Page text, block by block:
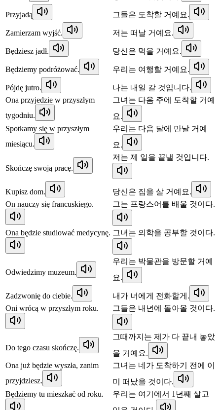
Przyjadą 그들은 도착할 거예요.
Zamierzam wyjść. 저는 떠날 거예요.
Będziesz jadł. 당신은 먹을 거예요.
Będziemy podróżować. 우리는 여행할 거예요.
Pójdę jutro.
나는 내일 갈 것입니다.
Ona przyjedzie w przyszłym
tygodniu.
그녀는 다음 주에 도착할 거예
요.
Spotkamy się w przyszłym
miesiącu.
우리는 다음 달에 만날 거예
요.
Skończę swoją pracę.
저는 제 일을 끝낼 것입니다.
Kupisz dom.
당신은 집을 살 거예요.
On nauczy się francuskiego.
그는 프랑스어를 배울 것이다.
Ona będzie studiować medycynę. 그녀는 의학을 공부할 것이다.
Odwiedzimy muzeum.
우리는 박물관을 방문할 거예
요.
Zadzwonię do ciebie.
내가 너에게 전화할게.
Oni wrócą w przyszłym roku.
그들은 내년에 돌아올 것이다.
Do tego czasu skończę.
그때까지는 제가 다 끝내 놓았
을 거예요.
Ona już będzie wyszła, zanim
przyjdziesz.
그녀는 네가 도착하기 전에 이
미 떠났을 것이다.
Będziemy tu mieszkać od roku.
우리는 여기에서 1년째 살고